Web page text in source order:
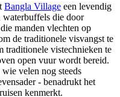
Bangla Village een levendig
waterbuffels die door
manden vlechten op
de traditionele visvangst te
traditionele vistechnieken te
open vuur wordt bereid.
velen nog steeds
- benadrukt het
kenmerkt.